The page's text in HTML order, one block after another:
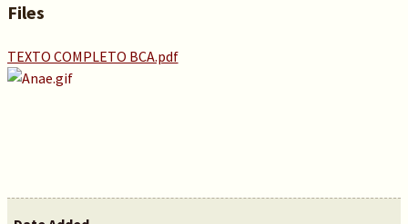
Files
TEXTO COMPLETO BCA.pdf